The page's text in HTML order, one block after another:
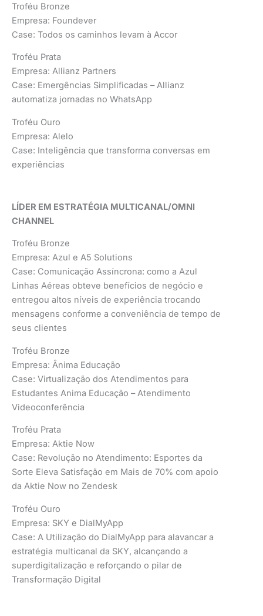
Troféu Bronze
Empresa: Foundever
Case: Todos os caminhos levam à Accor
Troféu Prata
Empresa: Allianz Partners
Case: Emergências Simplificadas – Allianz
automatiza jornadas no WhatsApp
Troféu Ouro
Empresa: Alelo
Case: Inteligência que transforma conversas em
experiências
LÍDER EM ESTRATÉGIA MULTICANAL/OMNI
CHANNEL
Troféu Bronze
Empresa: Azul e A5 Solutions
Case: Comunicação Assíncrona: como a Azul
Linhas Aéreas obteve benefícios de negócio e
entregou altos níveis de experiência trocando
mensagens conforme a conveniência de tempo de
seus clientes
Troféu Bronze
Empresa: Ânima Educação
Case: Virtualização dos Atendimentos para
Estudantes Anima Educação – Atendimento
Videoconferência
Troféu Prata
Empresa: Aktie Now
Case: Revolução no Atendimento: Esportes da
Sorte Eleva Satisfação em Mais de 70% com apoio
da Aktie Now no Zendesk
Troféu Ouro
Empresa: SKY e DialMyApp
Case: A Utilização do DialMyApp para alavancar a
estratégia multicanal da SKY, alcançando a
superdigitalização e reforçando o pilar de
Transformação Digital